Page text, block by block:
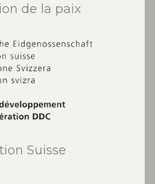
de la paix
Suisse